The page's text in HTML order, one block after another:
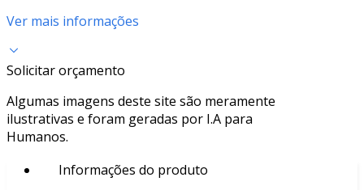
Ver mais informações
Solicitar orçamento
Algumas imagens deste site são meramente
ilustrativas e foram geradas por I.A para
Humanos.
Informações do produto